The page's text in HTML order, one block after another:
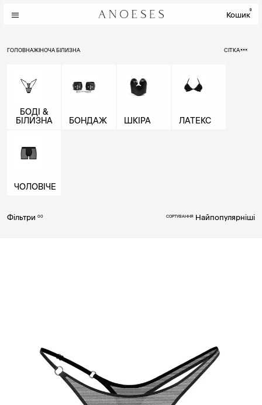
Кошик0
ГОЛОВНАЖІНОЧА БІЛИЗНА СІТКА
БОДІ &
БІЛИЗНА БОНДАЖ ШКІРА ЛАТЕКС
ЧОЛОВІЧЕ
Фільтри 00 СОРТУВАННЯ Найпопулярніші